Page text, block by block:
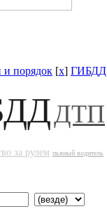
и порядок [x] ГИБДД
ДТП
за рулем пьяный водитель